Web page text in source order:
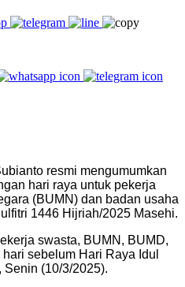
resmi mengumumkan
hari raya untuk pekerja
(BUMN) dan badan usaha
1446 Hijriah/2025 Masehi.
swasta, BUMN, BUMD,
sebelum Hari Raya Idul
Senin (10/3/2025).